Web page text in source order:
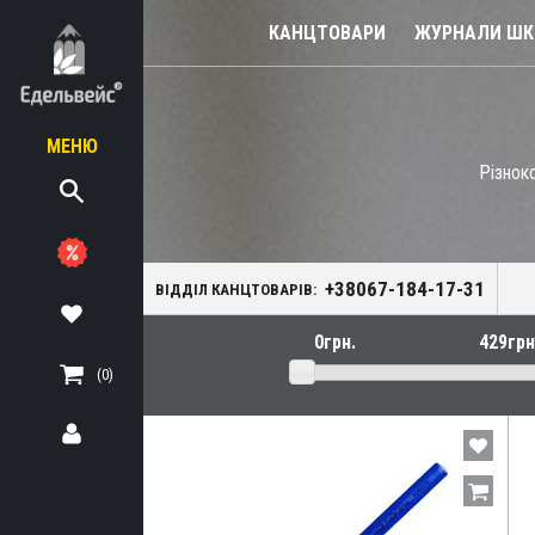
МЕНЮ
(0)
олівців
КАНЦТОВАРИ ЖУРНАЛИ
ВІДДІЛ КАНЦТОВАРІВ: +38067-184-17-31